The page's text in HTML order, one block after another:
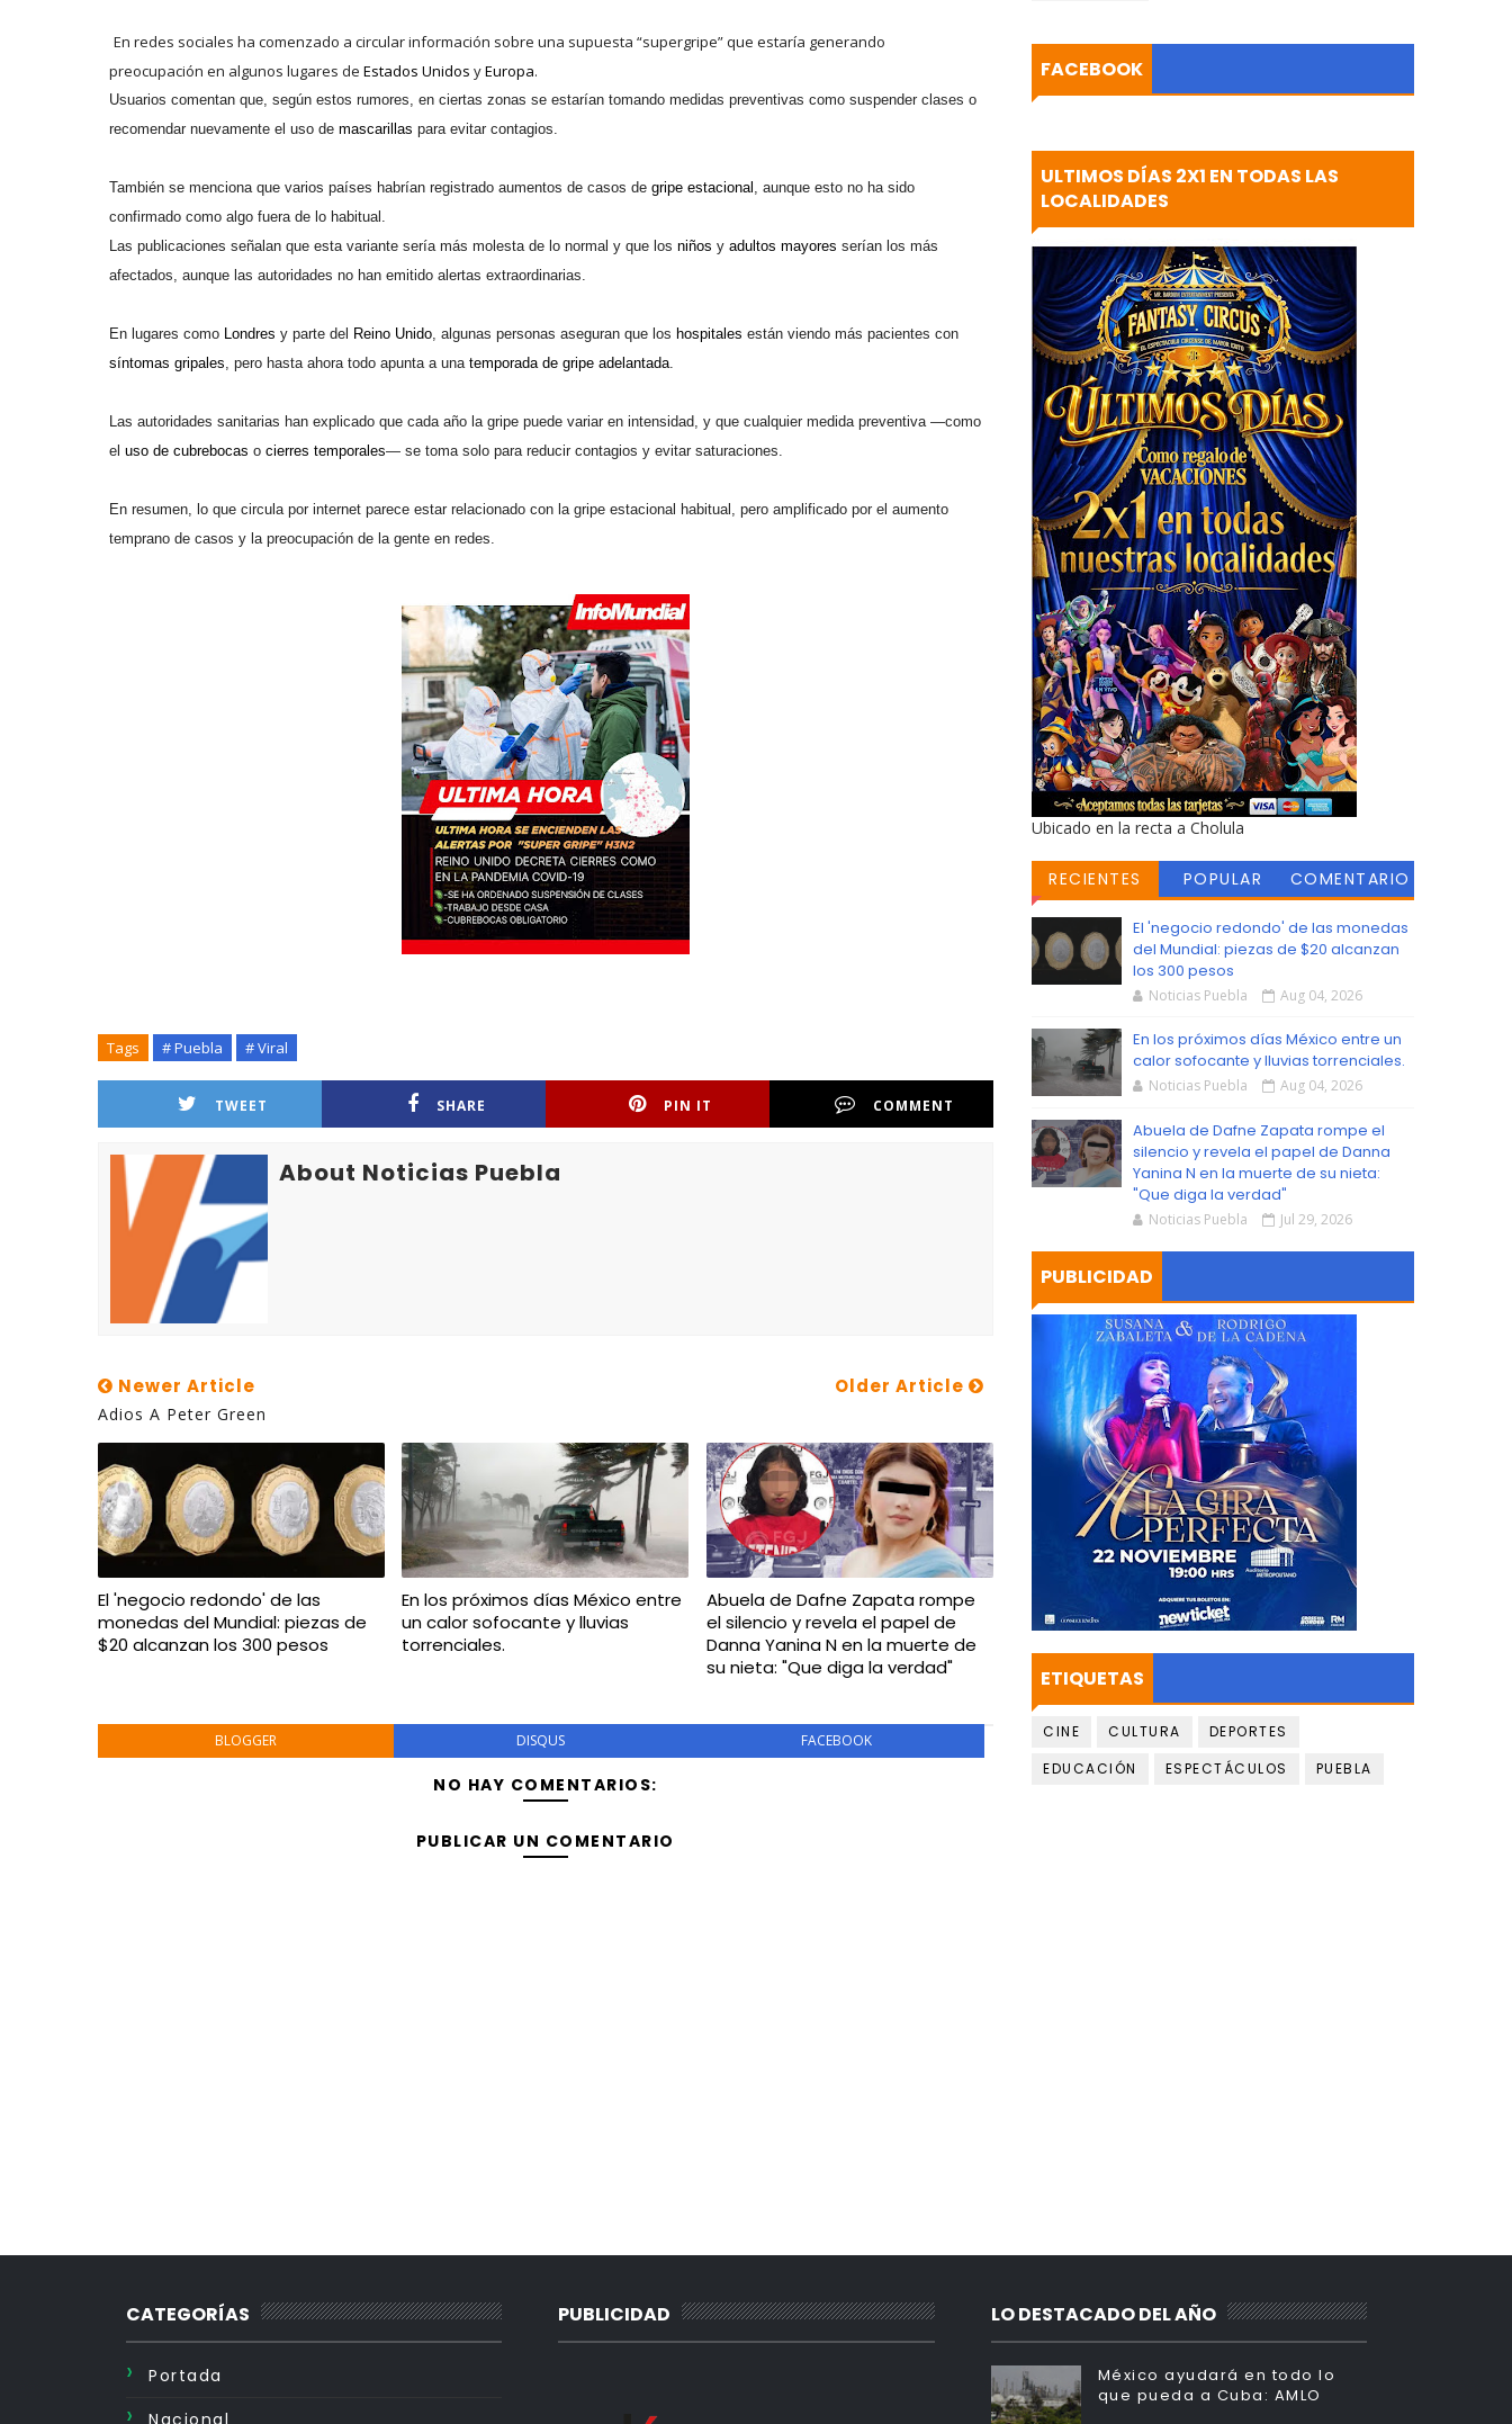
En redes sociales ha comenzado a circular información sobre una supuesta “supergripe” que estaría generando
preocupación en algunos lugares de Estados Unidos yEuropa.
Usuarios comentan que, según estos rumores, en ciertas zonas se estarían tomando medidas preventivas como suspender clases o
recomendar nuevamente el uso de mascarillas para evitar contagios.
También se menciona que varios países habrían registrado aumentos de casos de gripe estacional
, aunque esto no ha sido
confirmado como algo fuera de lo habitual.
Las publicaciones señalan que esta variante sería más molesta de lo normal y que los niños y adultos mayores serían los más
afectados, aunque las autoridades no han emitido alertas extraordinarias.
En lugares como Londres y parte del Reino Unido , algunas personas aseguran que los hospitales están viendo más pacientes con
síntomas gripales , pero hasta ahora todo apunta a una temporada de gripe adelantada
Las autoridades sanitarias han explicado que cada año la gripe puede variar en intensidad, y que cualquier medida preventiva —como
el uso de cubrebocas o cierres temporales— se toma solo para reducir contagios y evitar saturaciones.
En resumen, lo que circula por internet parece estar relacionado con la gripe estacional habitual, pero amplificado por el aumento
temprano de casos y la preocupación de la gente en redes.
Tags # Puebla # Viral
TWEET SHARE PIN IT COMMENT
About Noticias Puebla
Newer Article
Adios A Peter Green
Older Article
El 'negocio redondo' de las
monedas del Mundial: piezas de
$20 alcanzan los 300 pesos
En los próximos días México entre
un calor sofocante y lluvias
torrenciales.
Abuela de Dafne Zapata rompe
el silencio y revela el papel de
Danna Yanina N en la muerte de
su nieta: "Que diga la verdad"
BLOGGER DISQUS FACEBOOK
NO HAY COMENTARIOS:
PUBLICAR UN COMENTARIO
FACEBOOK
ULTIMOS DÍAS 2X1 EN TODAS LAS
LOCALIDADES
Ubicado en la recta a Cholula
RECIENTES POPULAR
COMENTARIO
El 'negocio redondo' de las monedas
del Mundial: piezas de $20 alcanzan
los 300 pesos
Noticias Puebla Aug 04, 2026
En los próximos días México entre un
calor sofocante y lluvias torrenciales.
Noticias Puebla Aug 04, 2026
Abuela de Dafne Zapata rompe el
silencio y revela el papel de Danna
Yanina N en la muerte de su nieta:
"Que diga la verdad"
Noticias Puebla Jul 29, 2026
PUBLICIDAD
ETIQUETAS
CINE CULTURA
DEPORTES
EDUCACIÓN
ESPECTÁCULOS PUEBLA
CATEGORÍAS
Portada
Nacional
PUBLICIDAD LO DESTACADO DEL AÑO
México ayudará en todo lo
que pueda a Cuba: AMLO